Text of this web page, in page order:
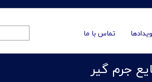
تماس با ما
جرم گیر